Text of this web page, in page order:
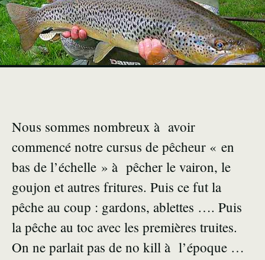
Nous sommes nombreux à avoir
commencé notre cursus de pêcheur « en
bas de l’échelle » à pêcher le vairon, le
goujon et autres fritures. Puis ce fut la
pêche au coup : gardons, ablettes …. Puis
la pêche au toc avec les premières truites.
On ne parlait pas de no kill à l’époque …